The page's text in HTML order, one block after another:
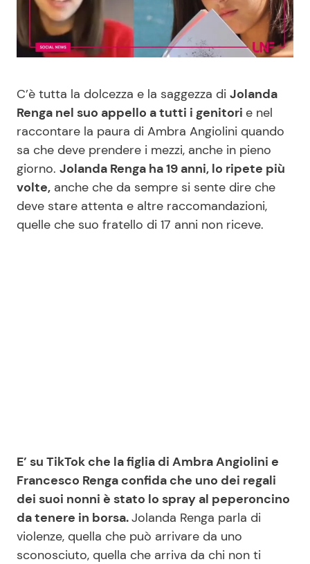
Casa
Moda e Style
Mondo Mamma
News benessere
Salute
Viaggi e Turismo
Consigli di Cucina
Dolci
Le Ricette in TV
Primi Piatti
Ricette Facili e Veloci
Ricette Feste
Redazione
Contattaci
Privacy Policy
C’è tutta la dolcezza e la saggezza di Jolanda
Renga nel suo appello a tutti i genitori e nel
raccontare la paura di Ambra Angiolini quando
sa che deve prendere i mezzi, anche in pieno
giorno. Jolanda Renga ha 19 anni, lo ripete più
volte, anche che da sempre si sente dire che
deve stare attenta e altre raccomandazioni,
quelle che suo fratello di 17 anni non riceve.
E’ su TikTok che la figlia di Ambra Angiolini e
Francesco Renga confida che uno dei regali
dei suoi nonni è stato lo spray al peperoncino
da tenere in borsa.Jolanda Renga parla di
violenze, quella che può arrivare da uno
sconosciuto, quella che arriva da chi non ti